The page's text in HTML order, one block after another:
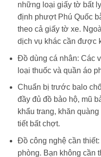
những loại giấy tờ bất
định phượt Phú Quốc
theo cả giấy tờ xe.
dịch vụ khác cần được
Đồ dùng cá nhân: Các
loại thuốc và quần áo
Chuẩn bị trước balo
đầy đủ đồ bảo hộ, mũ
khẩu trang, khăn
tiết bất chợt.
Đồ công nghệ cần
phòng. Bạn không cần